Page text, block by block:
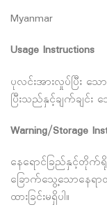
Myanmar
Usage Instructions
ပုလင်းအားလှုပ်ပြီး သ
ပြီးသည်နှင့်ချက်ချင်း
Warning/Storage
နေရောင်ခြည်နှင့်တိုက်
ခြောက်သွေ့သောနေရာ
ထားခြင်းမရှိပါ။